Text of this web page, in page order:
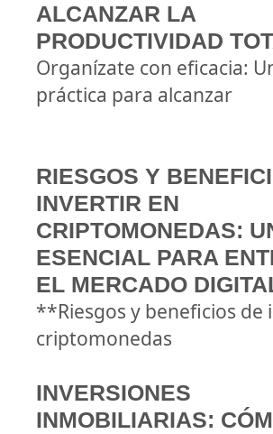
ALCANZAR LA
PRODUCTIVIDAD
Organízate con eficacia:
práctica para alcanzar
RIESGOS Y
INVERTIR EN
CRIPTOMONEDAS:
ESENCIAL PARA
EL MERCADO
**Riesgos y beneficios de
criptomonedas
INVERSIONES
INMOBILIARIAS: